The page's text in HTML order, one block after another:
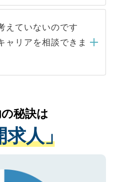
と、応募が殺到する場
る条件に合った人材の
依頼するケースが増え
ありません。内定先へ
リアパートナーが行い
ることはありませんの
。当サイトからの登録
録者様の個人情報は、
ップおよび転職活動の
たします。お預かりし
データはご本人の許可
扱いについての厳密な
事業者のみに付与され
ークを取得済みです。
てもご安心ください。
えていないのです
ャリアを相談できま
医療機関の状況や紹介
、適切なアドバイスを
。すぐにご転職をされ
なサポートが可能です
ください。
秘訣は
求人」